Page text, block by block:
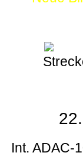
Int. ADAC-